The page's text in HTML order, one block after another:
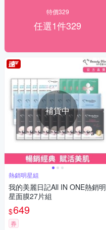
特價329
任選1件329
補貨中
熱銷明星組
我的美麗日記All IN ONE熱銷明
星面膜27片組
$649
券